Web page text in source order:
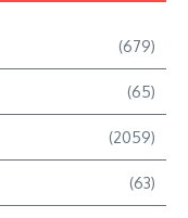
(679)
(65)
(2059)
(63)